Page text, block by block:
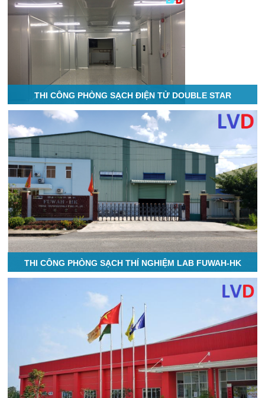
THI CÔNG PHÒNG SẠCH ĐIỆN TỬ DOUBLE STAR
THI CÔNG PHÒNG SẠCH THÍ NGHIỆM LAB FUWAH-HK